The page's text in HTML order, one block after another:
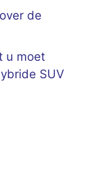
de
u moet
SUV